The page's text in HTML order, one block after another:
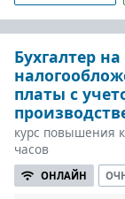
Бухгалтер
платы с
курс повышения
часов
ОНЛАЙН